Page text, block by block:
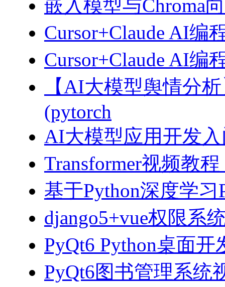
嵌入模型与Chroma
Cursor+Claude AI编
Cursor+Claude AI编
【AI大模型舆情分
(pytorch
AI大模型应用开发入
Transformer视频教
基于Python深度学
django5+vue权限系
PyQt6 Python桌面开
PyQt6图书管理系统